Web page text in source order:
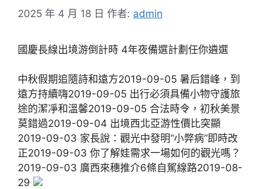
2025 年 4 月 18 日 作者: admin
國慶長線出境游倒計時 4年夜備選計劃任你遴選
中秋假期追隨詩和遠方2019-09-05 暑后錯峰，到
遠方持續嗨2019-09-05 出行必須具備小物守護旅
途的潔凈和溫馨2019-09-05 合法時令，初秋美景
莫錯過2019-09-04 出境西北亞游性價比突顯
2019-09-03 家長說：觀光中發明“小弊病”即時改
正2019-09-03 你了解娃需求一場如何的觀光嗎？
2019-09-03 廣西來穗推介6條自駕線路2019-08-
29